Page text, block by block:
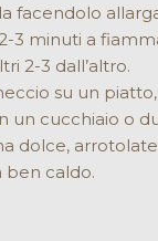
facendolo
3 minuti a
2-3 dall’altro.
su un piatto,
un cucchiaio o
dolce,
ben caldo.